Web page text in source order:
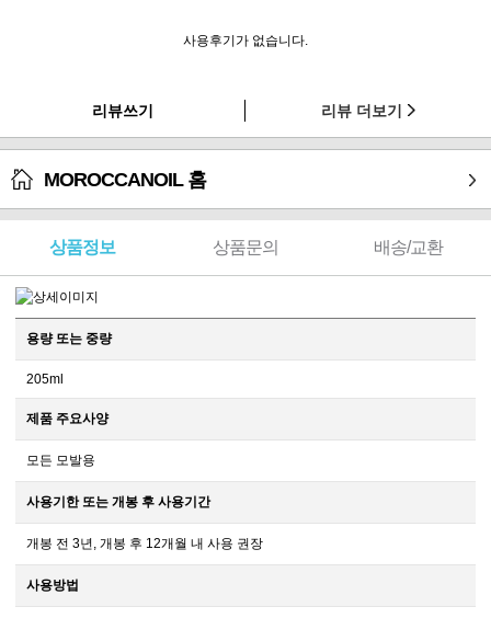
사용후기가 없습니다.
리뷰쓰기 리뷰 더보기
MOROCCANOIL 홈
상품정보 상품문의 배송/교환
용량 또는 중량
205ml
제품 주요사양
모든 모발용
사용기한 또는 개봉 후 사용기간
개봉 전 3년, 개봉 후 12개월 내 사용 권장
사용방법